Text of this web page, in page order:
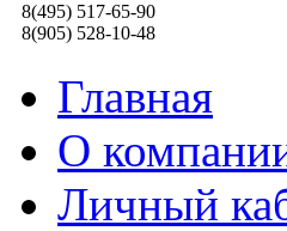
8(495) 517-65-90
8(905) 528-10-48
Главная
О
Личный